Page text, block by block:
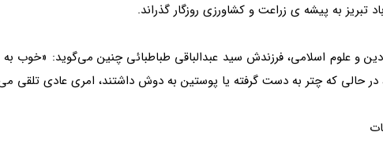
به پیشه ی زراعت و کشاورزی روزگار گذراند.
دین و علوم اسلامی، فرزندش سید عبدالباقی طباطبائی چنین می‌گوید: «خوب
که چتر به دست گرفته یا پوستین به دوش داشتند، امری عادی تلقی